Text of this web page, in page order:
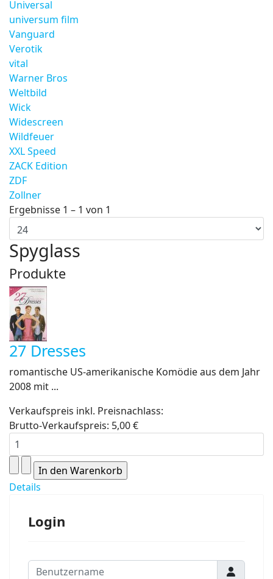
Universal
universum film
Vanguard
Verotik
vital
Warner Bros
Weltbild
Wick
Widescreen
Wildfeuer
XXL Speed
ZACK Edition
ZDF
Zollner
Ergebnisse 1 – 1 von 1
Spyglass
Produkte
27 Dresses
romantische US-amerikanische Komödie aus dem Jahr
2008 mit ...
Verkaufspreis inkl. Preisnachlass:
Brutto-Verkaufspreis: 5,00 €
Details
Login
Benutzername